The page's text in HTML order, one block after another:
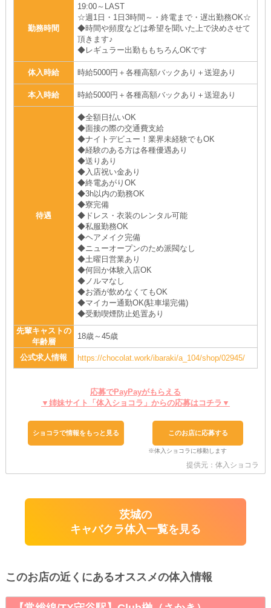
勤務時間
19:00～LAST
☆週1日・1日3時間～・終電まで・遅出勤務OK☆
◆時間や頻度などは希望を聞いた上で決めさせて
頂きます♪
◆レギュラー出勤ももちろんOKです
体入時給 時給5000円＋各種高額バックあり＋送迎あり
本入時給 時給5000円＋各種高額バックあり＋送迎あり
待遇
◆全額日払いOK
◆面接の際の交通費支給
◆ナイトデビュー！業界未経験でもOK
◆経験のある方は各種優遇あり
◆送りあり
◆入店祝い金あり
◆終電あがりOK
◆3h以内の勤務OK
◆寮完備
◆ドレス・衣装のレンタル可能
◆私服勤務OK
◆ヘアメイク完備
◆ニューオープンのため派閥なし
◆土曜日営業あり
◆何回か体験入店OK
◆ノルマなし
◆お酒が飲めなくてもOK
◆マイカー通勤OK(駐車場完備)
◆受動喫煙防止処置あり
先輩キャストの
年齢層
18歳～45歳
公式求人情報 https://chocolat.work/ibaraki/a_104/shop/02945/
応募でPayPayがもらえる
▼姉妹サイト「体入ショコラ」からの応募はコチラ▼
ショコラで情報をもっと見る このお店に応募する
提供元：体入ショコラ
茨城の
キャバクラ体入一覧を見る
このお店の近くにあるオススメの体入情報